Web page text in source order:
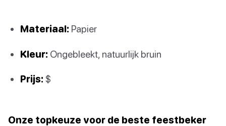
Materiaal: Papier
Kleur: Ongebleekt, natuurlijk bruin
Prijs: $
Onze topkeuze voor de beste feestbeker